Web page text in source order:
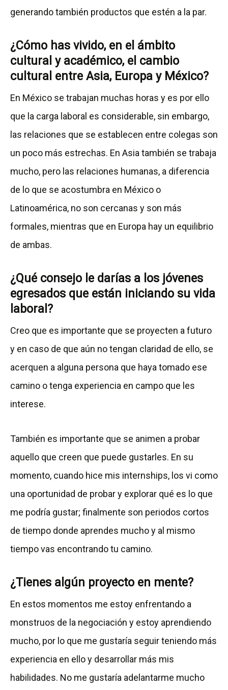
generando también productos que estén a la par.
¿Cómo has vivido, en el ámbito
cultural y académico, el cambio
cultural entre Asia, Europa y México?
En México se trabajan muchas horas y es por ello
que la carga laboral es considerable, sin embargo,
las relaciones que se establecen entre colegas son
un poco más estrechas. En Asia también se trabaja
mucho, pero las relaciones humanas, a diferencia
de lo que se acostumbra en México o
Latinoamérica, no son cercanas y son más
formales, mientras que en Europa hay un equilibrio
de ambas.
¿Qué consejo le darías a los jóvenes
egresados que están iniciando su vida
laboral?
Creo que es importante que se proyecten a futuro
y en caso de que aún no tengan claridad de ello, se
acerquen a alguna persona que haya tomado ese
camino o tenga experiencia en campo que les
interese.
También es importante que se animen a probar
aquello que creen que puede gustarles. En su
momento, cuando hice mis internships, los vi como
una oportunidad de probar y explorar qué es lo que
me podría gustar; finalmente son periodos cortos
de tiempo donde aprendes mucho y al mismo
tiempo vas encontrando tu camino.
¿Tienes algún proyecto en mente?
En estos momentos me estoy enfrentando a
monstruos de la negociación y estoy aprendiendo
mucho, por lo que me gustaría seguir teniendo más
experiencia en ello y desarrollar más mis
habilidades. No me gustaría adelantarme mucho